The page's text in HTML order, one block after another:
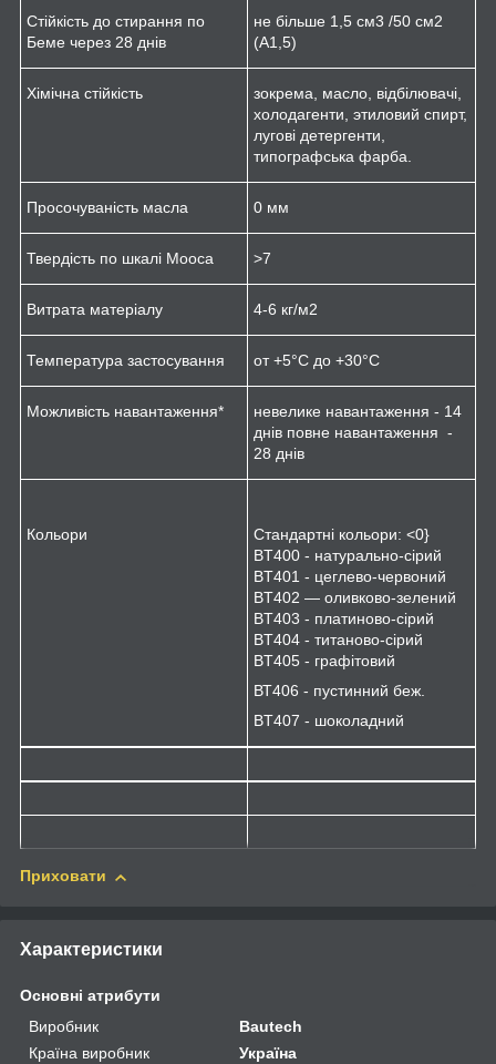
Стійкість до стирання по
Беме через 28 днів
не більше 1,5 см3 /50 см2
(A1,5)
Хімічна стійкість
зокрема, масло, відбілювачі,
холодагенти, этиловий спирт,
лугові детергенти,
типографська фарба.
Просочуваність масла 0 мм
Твердість по шкалі Мооса >7
Витрата матеріалу 4-6 кг/м2
Температура застосування от +5°C до +30°C
Можливість навантаження*
невелике навантаження - 14
днів повне навантаження -
28 днів
Кольори
Стандартні кольори: <0}
BT400 - натурально-сірий
BT401 - цеглево-червоний
BT402 — оливково-зелений
BT403 - платиново-сірий
BT404 - титаново-сірий
BT405 - графітовий
ВТ406 - пустинний беж.
BT407 - шоколадний
Приховати
Характеристики
Основні атрибути
Виробник
Bautech
Країна виробник
Україна